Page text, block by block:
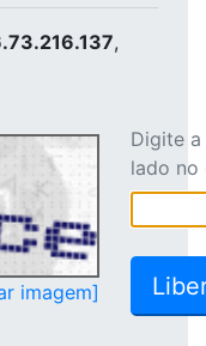
,
imagem]
Digite
lado no